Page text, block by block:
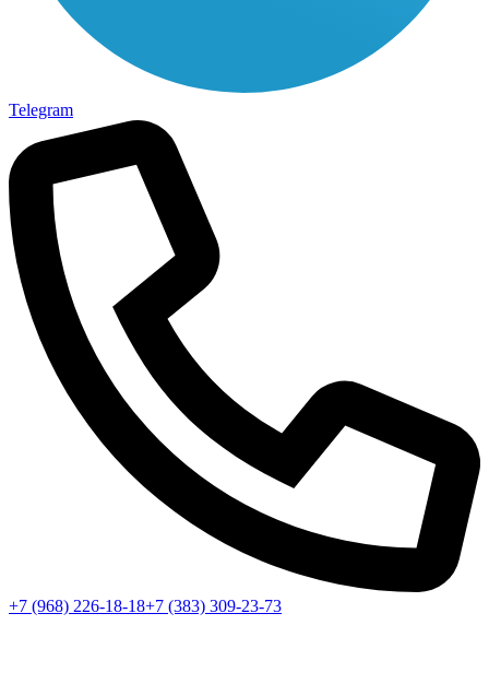
Telegram
+7 (968) 226-18-18+7 (383) 309-23-73